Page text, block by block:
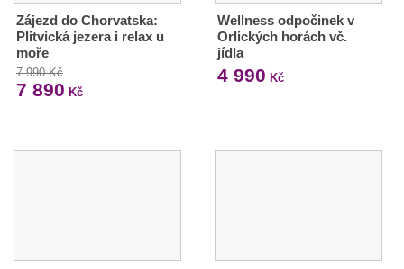
Zájezd do Chorvatska:
Plitvická jezera i relax u
moře
7 990 Kč
7 890 Kč
Wellness odpočinek v
Orlických horách vč.
jídla
4 990 Kč